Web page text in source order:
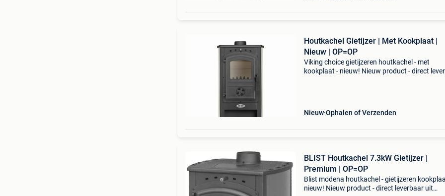
Houtkachel Gietijzer | Met Kookplaat |
Nieuw | OP=OP
Viking choice gietijzeren houtkachel - met
kookplaat - nieuw! Nieuw product - direct
Nieuw Ophalen of Verzenden
BLIST Houtkachel 7.3kW Gietijzer |
Premium | OP=OP
Blist modena houtkachel - gietijzeren
nieuw! Nieuw product - direct leverbaar uit